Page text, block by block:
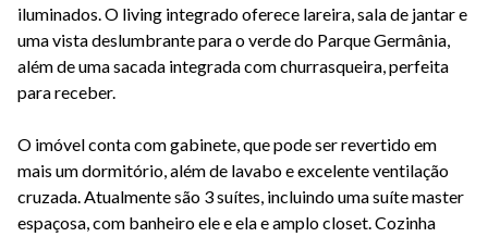
iluminados. O living integrado oferece lareira, sala de jantar e
uma vista deslumbrante para o verde do Parque Germânia,
além de uma sacada integrada com churrasqueira, perfeita
para receber.
O imóvel conta com gabinete, que pode ser revertido em
mais um dormitório, além de lavabo e excelente ventilação
cruzada. Atualmente são 3 suítes, incluindo uma suíte master
espaçosa, com banheiro ele e ela e amplo closet. Cozinha